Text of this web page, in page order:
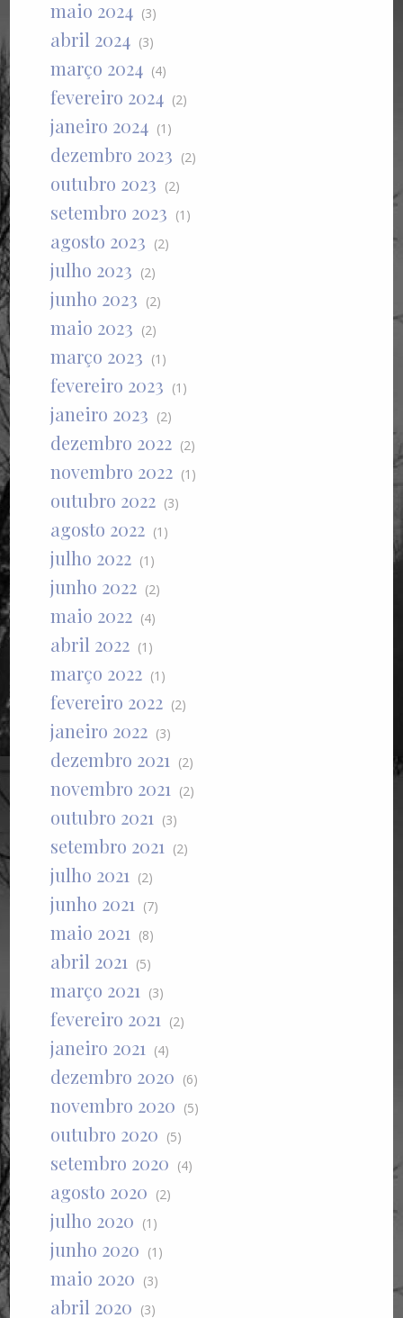
maio 2024 (3)
abril 2024 (3)
março 2024 (4)
fevereiro 2024 (2)
janeiro 2024 (1)
dezembro 2023 (2)
outubro 2023 (2)
setembro 2023 (1)
agosto 2023 (2)
julho 2023 (2)
junho 2023 (2)
maio 2023 (2)
março 2023 (1)
fevereiro 2023 (1)
janeiro 2023 (2)
dezembro 2022 (2)
novembro 2022 (1)
outubro 2022 (3)
agosto 2022 (1)
julho 2022 (1)
junho 2022 (2)
maio 2022 (4)
abril 2022 (1)
março 2022 (1)
fevereiro 2022 (2)
janeiro 2022 (3)
dezembro 2021 (2)
novembro 2021 (2)
outubro 2021 (3)
setembro 2021 (2)
julho 2021 (2)
junho 2021 (7)
maio 2021 (8)
abril 2021 (5)
março 2021 (3)
fevereiro 2021 (2)
janeiro 2021 (4)
dezembro 2020 (6)
novembro 2020 (5)
outubro 2020 (5)
setembro 2020 (4)
agosto 2020 (2)
julho 2020 (1)
junho 2020 (1)
maio 2020 (3)
abril 2020 (3)